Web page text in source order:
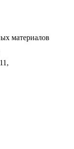
материалов